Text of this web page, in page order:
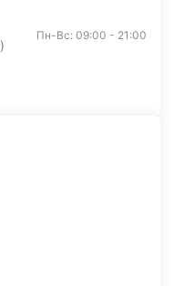
Пн-Вс: 09:00 - 21:00